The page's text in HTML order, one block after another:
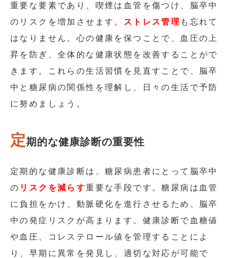
重要な要素であり、喫煙は血管を傷つけ、脳卒中
のリスクを増加させます。
ストレス管理 も忘れて
はなりません。心の健康を保つことで、血圧の上
昇を防ぎ、全体的な健康状態を改善することがで
きます。これらの生活習慣を見直すことで、脳卒
中と糖尿病の関係性を理解し、日々の生活で予防
に努めましょう。
定期的な健康診断の重要性
定期的な健康診断は、糖尿病患者にとって脳卒中
の リスクを減らす重要な手段です。糖尿病は血管
に負担をかけ、動脈硬化を進行させるため、脳卒
中の発症リスクが高まります。健康診断で血糖値
や血圧、コレステロール値を管理することによ
り、早期に異常を発見し、適切な対応が可能で